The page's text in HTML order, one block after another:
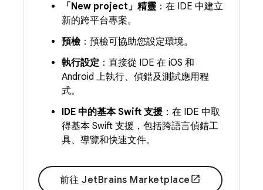
「New project」精靈 ：在 IDE 中建立
新的跨平台專案。
預檢：預檢可協助您設定環境。
執行設定 ：直接從 IDE 在 iOS 和
Android 上執行、偵錯及測試應用程
式。
IDE 中的基本 Swift 支援 ：在 IDE 中取
得基本 Swift 支援，包括跨語言偵錯工
具、導覽和快速文件。
前往 JetBrains Marketplace